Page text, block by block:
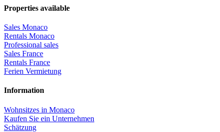
Properties available
Sales Monaco
Rentals Monaco
Professional sales
Sales France
Rentals France
Ferien Vermietung
Information
Wohnsitzes in Monaco
Kaufen Sie ein Unternehmen
Schätzung